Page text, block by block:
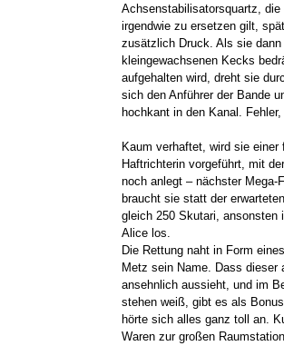
Achsenstabilisatorsquartz,
irgendwie zu ersetzen gilt,
zusätzlich Druck. Als sie dann
kleingewachsenen Kecks
aufgehalten wird, dreht sie
sich den Anführer der Bande
hochkant in den Kanal.
Kaum verhaftet, wird sie einer
Haftrichterin vorgeführt, mit
noch anlegt – nächster Mega-
braucht sie statt der
gleich 250 Skutari, ansonsten
Alice los.
Die Rettung naht in Form
Metz sein Name. Dass dieser
ansehnlich aussieht, und im
stehen weiß, gibt es als
hörte sich alles ganz toll an.
Waren zur großen